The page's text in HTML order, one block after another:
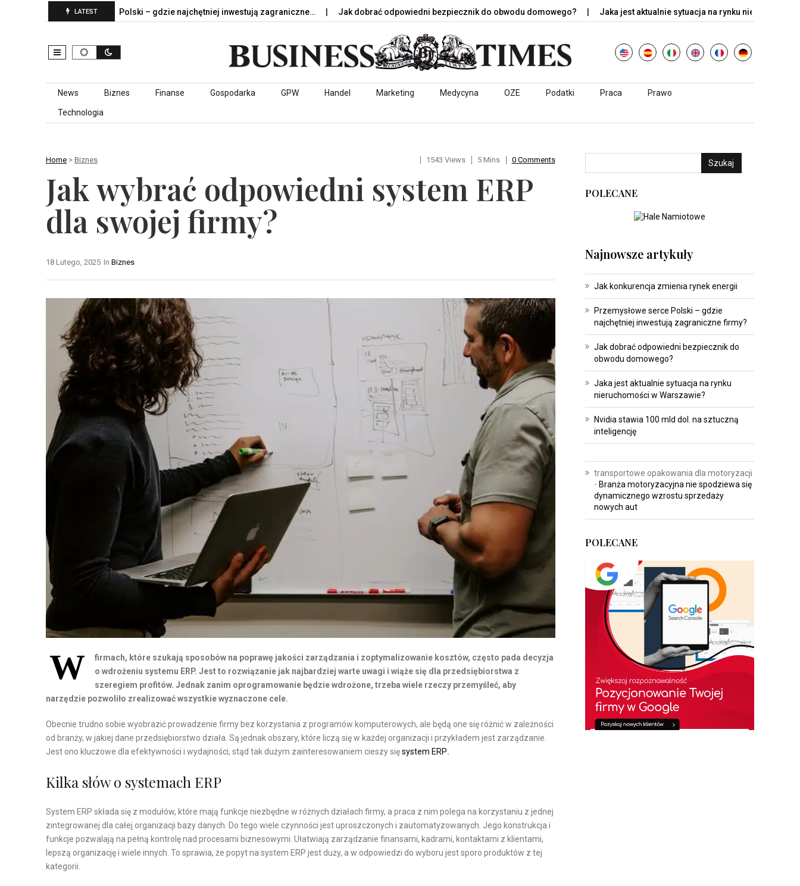
LATEST
Przemysłowe serce Polski – gdzie najchętniej inwestują zagraniczne… Jak dobrać odpowiedni bezpiecznik do obwodu domowego? Jaka jest aktualnie sytuacja na rynku nieruchomości w…
Skip to content
News Biznes Finanse Gospodarka GPW Handel Marketing Medycyna OZE Podatki Praca Prawo
Technologia
Home > Biznes 1543 Views 5 Mins 0 Comments
Jak wybrać odpowiedni system ERP
dla swojej firmy?
In Biznes
18 Lutego, 2025
W
firmach, które szukają sposobów na poprawę jakości zarządzania i zoptymalizowanie kosztów, często pada decyzja
o wdrożeniu systemu ERP. Jest to rozwiązanie jak najbardziej warte uwagi i wiąże się dla przedsiębiorstwa z
szeregiem profitów. Jednak zanim oprogramowanie będzie wdrożone, trzeba wiele rzeczy przemyśleć, aby
narzędzie pozwoliło zrealizować wszystkie wyznaczone cele.
Obecnie trudno sobie wyobrazić prowadzenie firmy bez korzystania z programów komputerowych, ale będą one się różnić w zależności
od branży, w jakiej dane przedsiębiorstwo działa. Są jednak obszary, które liczą się w każdej organizacji i przykładem jest zarządzanie.
Jest ono kluczowe dla efektywności i wydajności, stąd tak dużym zainteresowaniem cieszy sięsystem ERP.
Kilka słów o systemach ERP
System ERP składa się z modułów, które mają funkcje niezbędne w różnych działach firmy, a praca z nim polega na korzystaniu z jednej
zintegrowanej dla całej organizacji bazy danych. Do tego wiele czynności jest uproszczonych i zautomatyzowanych. Jego konstrukcja i
funkcje pozwalają na pełną kontrolę nad procesami biznesowymi. Ułatwiają zarządzanie finansami, kadrami, kontaktami z klientami,
lepszą organizację i wiele innych. To sprawia, że popyt na system ERP jest duży, a w odpowiedzi do wyboru jest sporo produktów z tej
kategorii.
Szukaj
POLECANE
Najnowsze artykuły
Jak konkurencja zmienia rynek energii
Przemysłowe serce Polski – gdzie
najchętniej inwestują zagraniczne firmy?
Jak dobrać odpowiedni bezpiecznik do
obwodu domowego?
Jaka jest aktualnie sytuacja na rynku
nieruchomości w Warszawie?
Nvidia stawia 100 mld dol. na sztuczną
inteligencję
transportowe opakowania dla motoryzacji
- Branża motoryzacyjna nie spodziewa się
dynamicznego wzrostu sprzedaży
nowych aut
POLECANE